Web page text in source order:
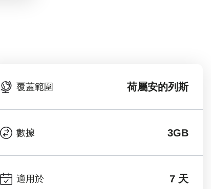
覆蓋範圍 荷屬安的列斯
數據 3GB
適用於 7 天